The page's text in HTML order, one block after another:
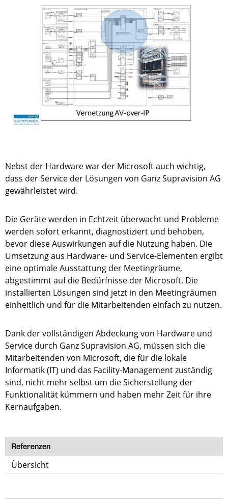
Referenzen
Übersicht
Nebst der Hardware war der Microsoft auch wichtig,
dass der Service der Lösungen von Ganz Supravision AG
gewährleistet wird.
Die Geräte werden in Echtzeit überwacht und Probleme
werden sofort erkannt, diagnostiziert und behoben,
bevor diese Auswirkungen auf die Nutzung haben. Die
Umsetzung aus Hardware- und Service-Elementen ergibt
eine optimale Ausstattung der Meetingräume,
abgestimmt auf die Bedürfnisse der Microsoft. Die
installierten Lösungen sind jetzt in den Meetingräumen
einheitlich und für die Mitarbeitenden einfach zu nutzen.
Dank der vollständigen Abdeckung von Hardware und
Service durch Ganz Supravision AG, müssen sich die
Mitarbeitenden von Microsoft, die für die lokale
Informatik (IT) und das Facility-Management zuständig
sind, nicht mehr selbst um die Sicherstellung der
Funktionalität kümmern und haben mehr Zeit für ihre
Kernaufgaben.